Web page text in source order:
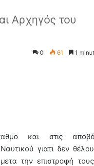
Αρχηγός του
0 61 1
και στις
γιατι δεν
την επιστροφή